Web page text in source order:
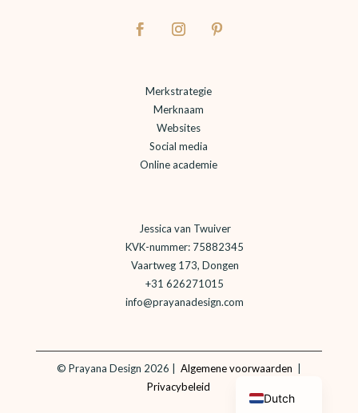
Merkstrategie
Merknaam
Websites
Social media
Online academie
Jessica van Twuiver
KVK-nummer: 75882345
Vaartweg 173, Dongen
+31 626271015
info@prayanadesign.com
© Prayana Design 2026 | Algemene voorwaarden |
Privacybeleid
Dutch
English